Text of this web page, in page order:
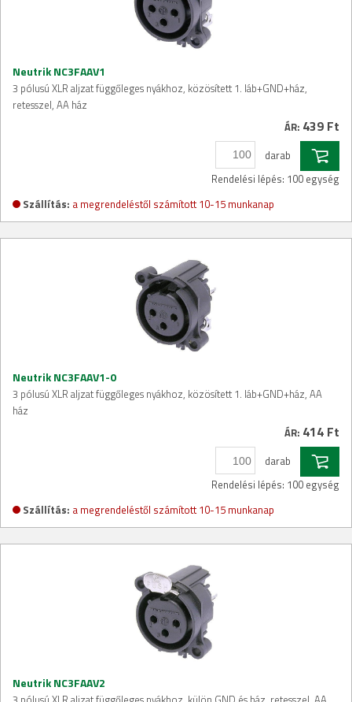
Neutrik NC3FAAV1
3 pólusú XLR aljzat függőleges nyákhoz, közösített 1. láb+GND+ház,
retesszel, AA ház
ÁR: 439 Ft
darab
Rendelési lépés: 100 egység
Szállítás: a megrendeléstől számított 10-15 munkanap
Neutrik NC3FAAV1-0
3 pólusú XLR aljzat függőleges nyákhoz, közösített 1. láb+GND+ház, AA
ház
ÁR: 414 Ft
darab
Rendelési lépés: 100 egység
Szállítás: a megrendeléstől számított 10-15 munkanap
Neutrik NC3FAAV2